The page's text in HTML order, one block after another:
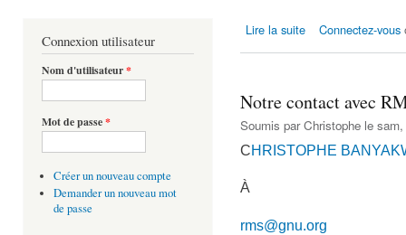
Connexion utilisateur
Nom d'utilisateur*
Mot de passe*
Créer un nouveau compte
Demander un nouveau mot
de passe
Lire la suite de Avantages et
Connectez-vous
Notre contact avec
Soumis parChristophe le
CHRISTOPHE
À
rms@gnu.org